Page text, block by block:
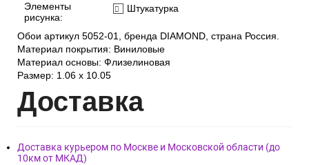
Элементы
рисунка:
Штукатурка
Обои артикул 5052-01, бренда DIAMOND, страна Россия.
Материал покрытия: Виниловые
Материал основы: Флизелиновая
Размер: 1.06 x 10.05
Доставка
Доставка курьером по Москве и Московской области (до
10км от МКАД)